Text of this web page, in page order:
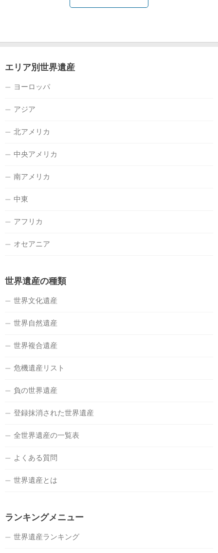
エリア別世界遺産
ヨーロッパ
アジア
北アメリカ
中央アメリカ
南アメリカ
中東
アフリカ
オセアニア
世界遺産の種類
世界文化遺産
世界自然遺産
世界複合遺産
危機遺産リスト
負の世界遺産
登録抹消された世界遺産
全世界遺産の一覧表
よくある質問
世界遺産とは
ランキングメニュー
世界遺産ランキング